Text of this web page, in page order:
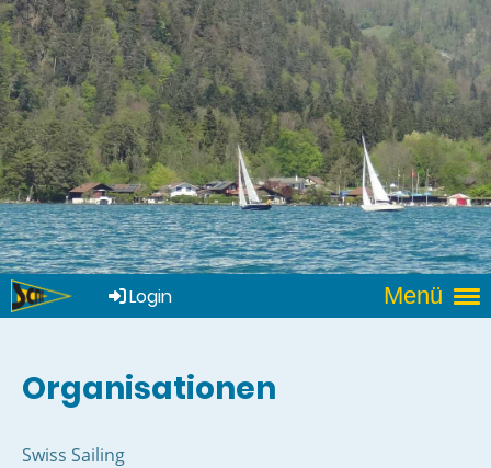
Menü
Login
Organisationen
Swiss Sailing